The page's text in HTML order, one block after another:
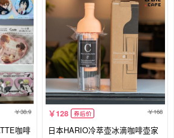
38.9
咖啡
128 券后价 168
日本HARIO冷萃壶冰滴咖啡壶家